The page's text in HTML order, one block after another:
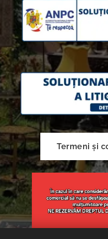
Termeni și